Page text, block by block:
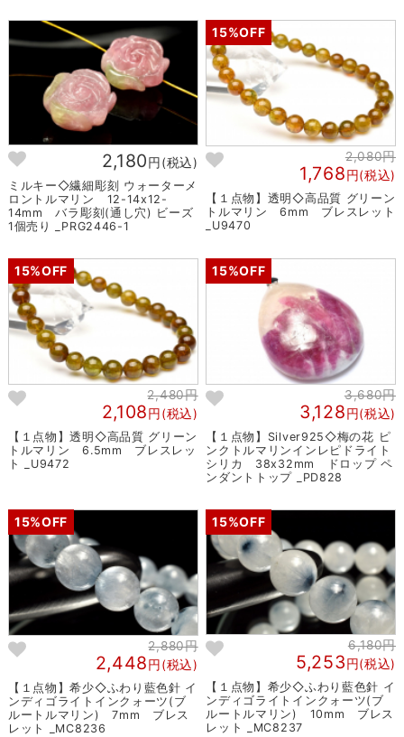
2,180円(税込)
ミルキー◇繊細彫刻 ウォーターメ
ロントルマリン 12-14x12-
14mm バラ彫刻(通し穴) ビーズ
1個売り _PRG2446-1
15%OFF
2,080円
1,768円(税込)
【１点物】透明◇高品質 グリーン
トルマリン 6mm ブレスレット
_U9470
15%OFF
2,480円
2,108円(税込)
【１点物】透明◇高品質 グリーン
トルマリン 6.5mm ブレスレッ
ト _U9472
15%OFF
3,680円
3,128円(税込)
【１点物】Silver925◇梅の花 ピ
ンクトルマリンインレピドライト
シリカ 38x32mm ドロップ ペ
ンダントトップ _PD828
15%OFF
2,880円
2,448円(税込)
【１点物】希少◇ふわり藍色針 イ
ンディゴライトインクォーツ(ブ
ルートルマリン) 7mm ブレス
レット _MC8236
15%OFF
6,180円
5,253円(税込)
【１点物】希少◇ふわり藍色針 イ
ンディゴライトインクォーツ(ブ
ルートルマリン) 10mm ブレス
レット _MC8237